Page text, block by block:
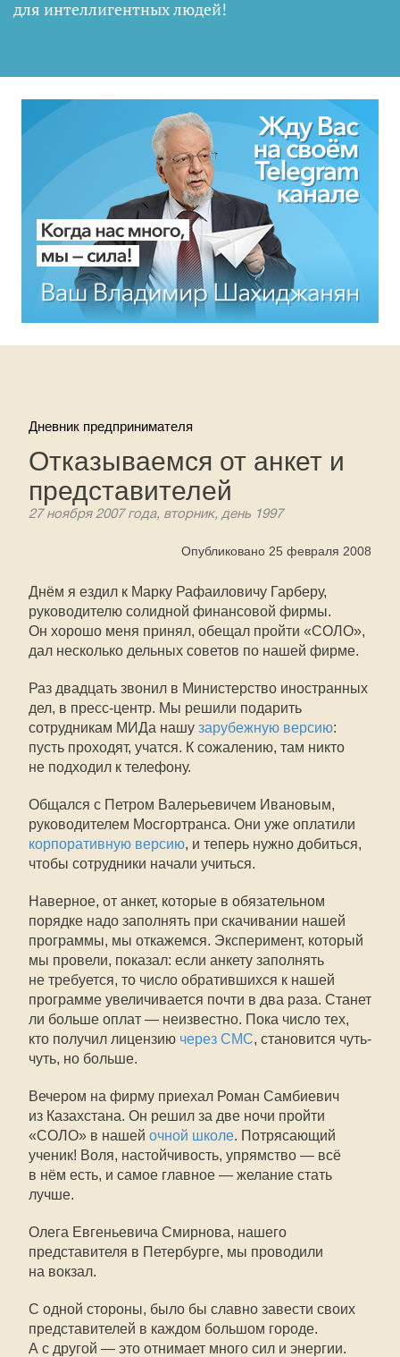
для интеллигентных людей!
Дневник предпринимателя
Отказываемся от анкет и
представителей
27 ноября 2007 года, вторник, день 1997
Опубликовано 25 февраля 2008
Днём я ездил к Марку Рафаиловичу Гарберу,
руководителю солидной финансовой фирмы.
Он хорошо меня принял, обещал пройти «СОЛО»,
дал несколько дельных советов по нашей фирме.
Раз двадцать звонил в Министерство иностранных
дел, в пресс-центр. Мы решили подарить
сотрудникам МИДа нашу зарубежную версию:
пусть проходят, учатся. К сожалению, там никто
не подходил к телефону.
Общался с Петром Валерьевичем Ивановым,
руководителем Мосгортранса. Они уже оплатили
корпоративную версию, и теперь нужно добиться,
чтобы сотрудники начали учиться.
Наверное, от анкет, которые в обязательном
порядке надо заполнять при скачивании нашей
программы, мы откажемся. Эксперимент, который
мы провели, показал: если анкету заполнять
не требуется, то число обратившихся к нашей
программе увеличивается почти в два раза. Станет
ли больше оплат — неизвестно. Пока число тех,
кто получил лицензию через СМС, становится чуть-
чуть, но больше.
Вечером на фирму приехал Роман Самбиевич
из Казахстана. Он решил за две ночи пройти
«СОЛО» в нашей очной школе. Потрясающий
ученик! Воля, настойчивость, упрямство — всё
в нём есть, и самое главное — желание стать
лучше.
Олега Евгеньевича Смирнова, нашего
представителя в Петербурге, мы проводили
на вокзал.
С одной стороны, было бы славно завести своих
представителей в каждом большом городе.
А с другой — это отнимает много сил и энергии.